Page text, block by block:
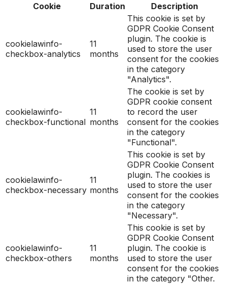
Cookie
Duration Description
cookielawinfo-
checkbox-analytics
11
months
This cookie is set by
GDPR Cookie Consent
plugin. The cookie is
used to store the user
consent for the cookies
in the category
"Analytics".
cookielawinfo-
checkbox-functional
11
months
The cookie is set by
GDPR cookie consent
to record the user
consent for the cookies
in the category
"Functional".
cookielawinfo-
checkbox-necessary
11
months
This cookie is set by
GDPR Cookie Consent
plugin. The cookies is
used to store the user
consent for the cookies
in the category
"Necessary".
cookielawinfo-
checkbox-others
11
months
This cookie is set by
GDPR Cookie Consent
plugin. The cookie is
used to store the user
consent for the cookies
in the category "Other.